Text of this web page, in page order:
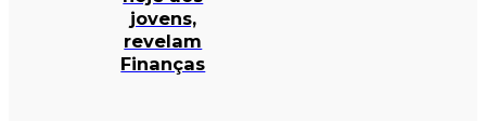
jovens,
revelam
Finanças